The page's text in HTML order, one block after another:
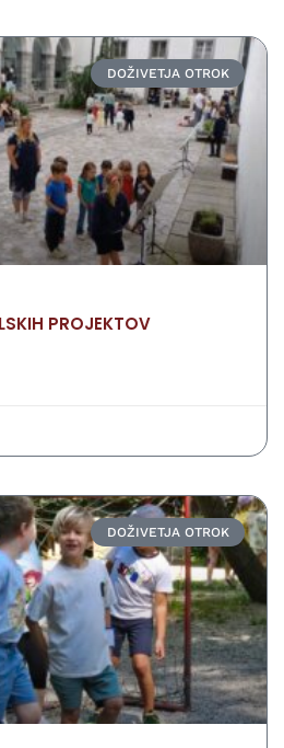
DOŽIVETJA OTROK
PROJEKTOV
DOŽIVETJA OTROK